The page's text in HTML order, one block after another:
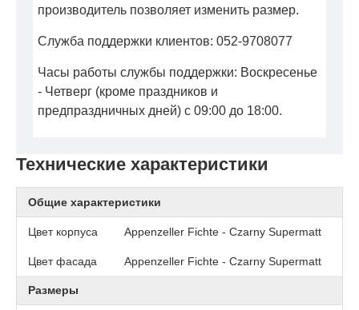
Технические характеристики
Общие характеристики
Цвет корпуса Appenzeller Fichte - Czarny Supermatt
Цвет фасада Appenzeller Fichte - Czarny Supermatt
Размеры
производитель позволяет изменить размер.
Служба поддержки клиентов: 052-9708077
Часы работы службы поддержки: Воскресенье
- Четверг (кроме праздников и
предпраздничных дней) с 09:00 до 18:00.